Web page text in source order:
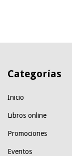
Categorías
Inicio
Libros online
Promociones
Eventos